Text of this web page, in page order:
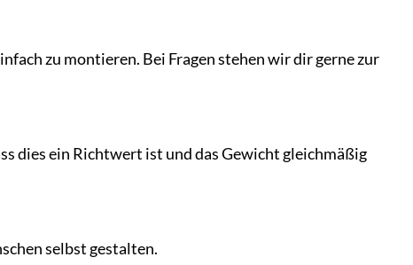
zu montieren. Bei Fragen stehen wir dir gerne zur
dies ein Richtwert ist und das Gewicht gleichmäßig
selbst gestalten.